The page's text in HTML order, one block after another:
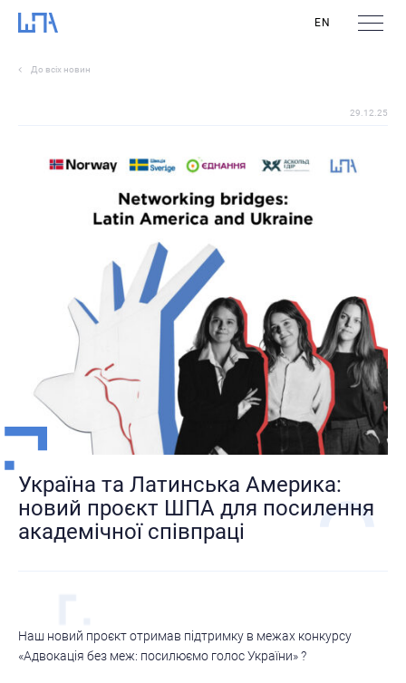
EN
До всіх новин
29.12.25
Україна та Латинська Америка:
новий проєкт ШПА для посилення
академічної співпраці
Наш новий проєкт отримав підтримку в межах конкурсу
«Адвокація без меж: посилюємо голос України» ?